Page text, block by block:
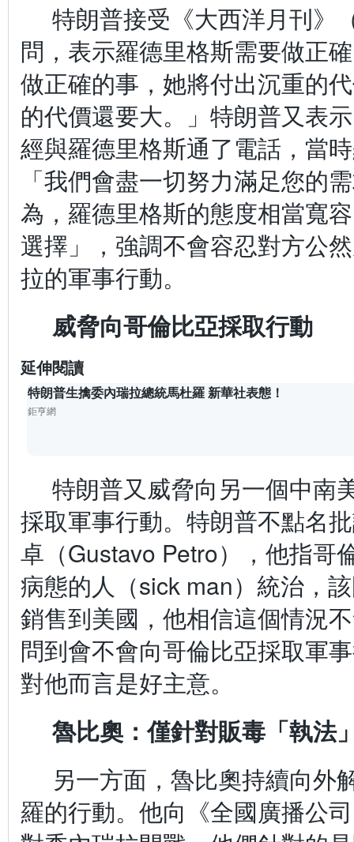
特朗普接受《大西洋月刊》
問，表示羅德里格斯需要做正
做正確的事，她將付出沉重的
的代價還要大。」特朗普又表
經與羅德里格斯通了電話，當
「我們會盡一切努力滿足您的
為，羅德里格斯的態度相當寬
選擇」，強調不會容忍對方公
拉的軍事行動。
威脅向哥倫比亞採取行動
延伸閱讀
特朗普生擒委內瑞拉總統馬杜羅 新華社表態！
鉅亨網
特朗普又威脅向另一個中南
採取軍事行動。特朗普不點名
卓（Gustavo Petro），他指哥
病態的人（sick man）統治，
銷售到美國，他相信這個情況
問到會不會向哥倫比亞採取軍
對他而言是好主意。
魯比奧：僅針對販毒「執法
另一方面，魯比奧持續向外
羅的行動。他向《全國廣播公